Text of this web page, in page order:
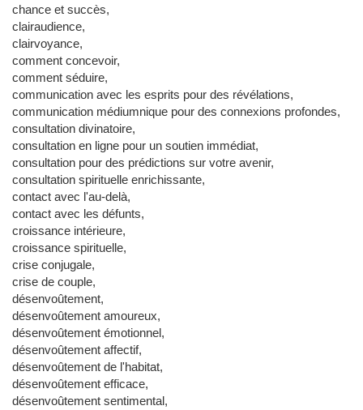
chance et succès,
clairaudience,
clairvoyance,
comment concevoir,
comment séduire,
communication avec les esprits pour des révélations,
communication médiumnique pour des connexions profondes,
consultation divinatoire,
consultation en ligne pour un soutien immédiat,
consultation pour des prédictions sur votre avenir,
consultation spirituelle enrichissante,
contact avec l'au-delà,
contact avec les défunts,
croissance intérieure,
croissance spirituelle,
crise conjugale,
crise de couple,
désenvoûtement,
désenvoûtement amoureux,
désenvoûtement émotionnel,
désenvoûtement affectif,
désenvoûtement de l'habitat,
désenvoûtement efficace,
désenvoûtement sentimental,